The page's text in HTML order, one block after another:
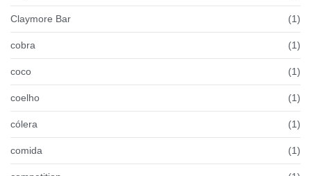
Claymore Bar (1)
cobra (1)
coco (1)
coelho (1)
cólera (1)
comida (1)